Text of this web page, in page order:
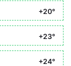
+20°
+23°
+24°